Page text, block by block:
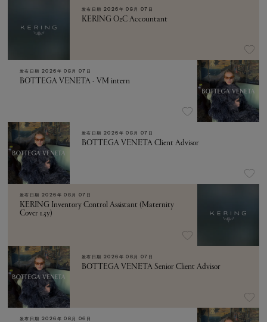
发布日期 2026年 08月 07日
KERING O2C Accountant
发布日期 2026年 08月 07日
BOTTEGA VENETA - VM intern
发布日期 2026年 08月 07日
BOTTEGA VENETA Client Advisor
发布日期 2026年 08月 07日
KERING Inventory Control Assistant (Maternity
Cover 1.3y)
发布日期 2026年 08月 07日
BOTTEGA VENETA Senior Client Advisor
发布日期 2026年 08月 06日